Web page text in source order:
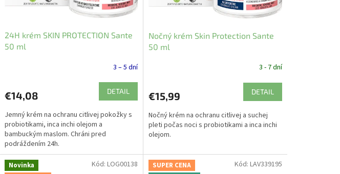
24H krém SKIN PROTECTION Sante
50 ml
3 – 5 dní
€14,08 DETAIL
Jemný krém na ochranu citlivej pokožky s
probiotikami, inca inchi olejom a
bambuckým maslom. Chráni pred
podráždením 24h.
Nočný krém Skin Protection Sante
50 ml
3 - 7 dní
€15,99 DETAIL
Nočný krém na ochranu citlivej a suchej
pleti počas noci s probiotikami a inca inchi
olejom.
Novinka
Kód: LOG00138
SUPER CENA
Kód: LAV339195